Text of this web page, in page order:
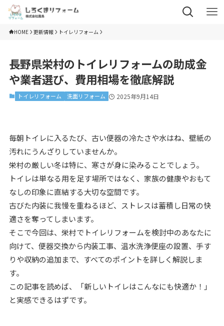
HOME 更新情報 トイレリフォーム
長野県栄村のトイレリフォームの助成金
や業者選び、費用相場を徹底解説
トイレリフォーム 洗面リフォーム 2025年9月14日
毎朝トイレに入るたび、古い便器の冷たさや水はね、壁紙の
汚れにうんざりしていませんか。
栄村の厳しい冬は特に、寒さが身に染みることでしょう。
トイレは単なる用を足す場所ではなく、家族の健康やおもて
なしの印象に直結する大切な空間です。
古びた内装に我慢を重ねるほど、ストレスは蓄積し日常の快
適さを奪ってしまいます。
そこで今回は、栄村でトイレリフォームを検討中のあなたに
向けて、便器交換から内装工事、温水洗浄便座の設置、手す
りや収納の追加まで、すべてのポイントを詳しく解説しま
す。
この記事を読めば、「新しいトイレはこんなにも快適か！」
と実感できるはずです。